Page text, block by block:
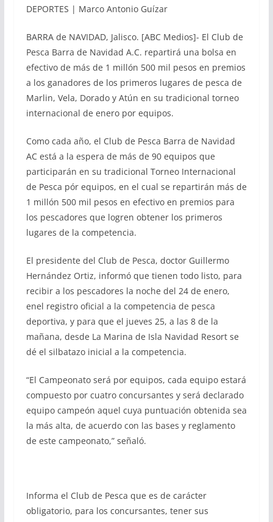
DEPORTES | Marco Antonio Guízar
BARRA de NAVIDAD, Jalisco. [ABC Medios]- El Club de
Pesca Barra de Navidad A.C. repartirá una bolsa en
efectivo de más de 1 millón 500 mil pesos en premios
a los ganadores de los primeros lugares de pesca de
Marlin, Vela, Dorado y Atún en su tradicional torneo
internacional de enero por equipos.
Como cada año, el Club de Pesca Barra de Navidad
AC está a la espera de más de 90 equipos que
participarán en su tradicional Torneo Internacional
de Pesca pór equipos, en el cual se repartirán más de
1 millón 500 mil pesos en efectivo en premios para
los pescadores que logren obtener los primeros
lugares de la competencia.
El presidente del Club de Pesca, doctor Guillermo
Hernández Ortiz, informó que tienen todo listo, para
recibir a los pescadores la noche del 24 de enero,
enel registro oficial a la competencia de pesca
deportiva, y para que el jueves 25, a las 8 de la
mañana, desde La Marina de Isla Navidad Resort se
dé el silbatazo inicial a la competencia.
“El Campeonato será por equipos, cada equipo estará
compuesto por cuatro concursantes y será declarado
equipo campeón aquel cuya puntuación obtenida sea
la más alta, de acuerdo con las bases y reglamento
de este campeonato,” señaló.
Informa el Club de Pesca que es de carácter
obligatorio, para los concursantes, tener sus